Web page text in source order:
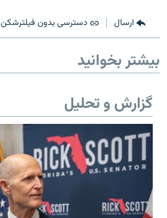
ارسال دسترسی بدون فیلترشکن
بیشتر بخوانید
گزارش و تحلیل